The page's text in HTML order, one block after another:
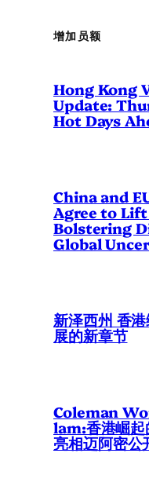
增加员额
Hong Kong
Update:
Hot Days
China and
Agree to
Bolstering
Global
新泽西州 香
展的新章节
Coleman
lam:香港崛起
亮相迈阿密公